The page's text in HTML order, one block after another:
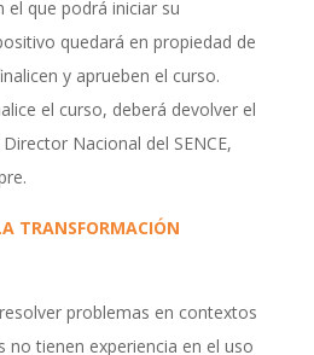
que podrá iniciar su
quedará en propiedad de
y aprueben el curso.
el curso, deberá devolver el
Nacional del SENCE,
TRANSFORMACIÓN
problemas en contextos
no tienen experiencia en el uso